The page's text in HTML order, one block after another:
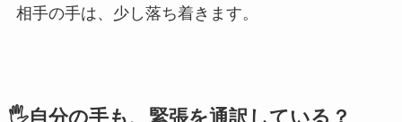
相手の手は、少し落ち着きます。
🖐️自分の手も、緊張を通訳している？